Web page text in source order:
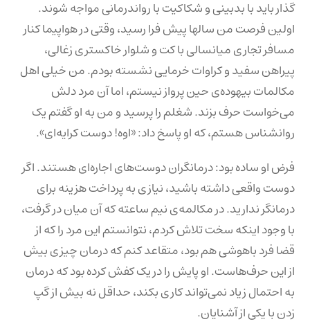
گذار باید با بدبینی و شکاکیت با رواندرمانی مواجه شوند.
اولین فرصت من سالها پیش فرا رسید، وقتی در هواپیما کنار
مسافر تجاری میانسالی با کت و شلوار خاکستری زغالی،
پیراهن سفید و کراوات خرمایی نشسته بودم. من خیلی اهل
مکالمات بیهوده‌ی حین پرواز نیستم، اما آن مرد دلش
می‌خواست حرف بزند. شغلم را پرسید و من به او گفتم یک
روانشناس هستم، که او پاسخ داد: «اوه! دوست کرایه‌ای».
فرض او ساده بود: درمانگران دوست‌های اجاره‌ای هستند. اگر
دوست واقعی داشته باشید، نیازی به پرداخت هزینه برای
درمانگر ندارید. در مکالمه‌ی نیم ساعته که آن میان در گرفت،
با وجود اینکه سخت تلاش کردم، نتوانستم این مرد را که از
قضا فرد باهوشی هم بود، متقاعد کنم که درمان چیزی بیش
از این حرف‌هاست. او پایش را در یک کفش کرده بود که درمان
به احتمال زیاد نمی‌تواند کاری بکند، حداقل نه بیش از گپ
زدن با یکی از آشنایان.